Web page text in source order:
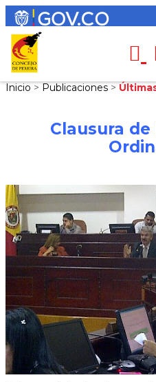
Inicio > Publicaciones >
Clausura de